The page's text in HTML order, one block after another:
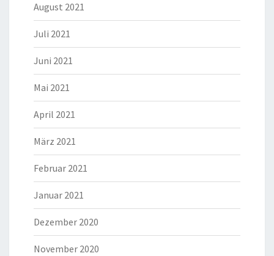
August 2021
Juli 2021
Juni 2021
Mai 2021
April 2021
März 2021
Februar 2021
Januar 2021
Dezember 2020
November 2020